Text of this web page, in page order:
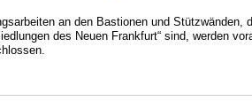
an den Bastionen und Stützwänden,
des Neuen Frankfurt“ sind, werden